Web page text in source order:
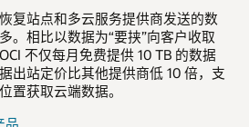
复站点和多云服务提供商发送的数
。相比以数据为“要挟”向客户收取
不仅每月免费提供 10 TB 的数据
出站定价比其他提供商低 10 倍，支
置获取云端数据。